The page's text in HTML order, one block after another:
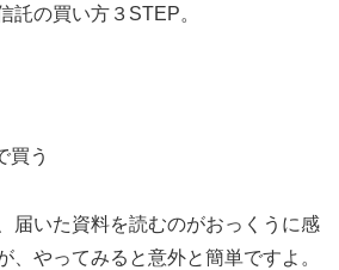
託の買い方３STEP。
買う
届いた資料を読むのがおっくうに感
、やってみると意外と簡単ですよ。